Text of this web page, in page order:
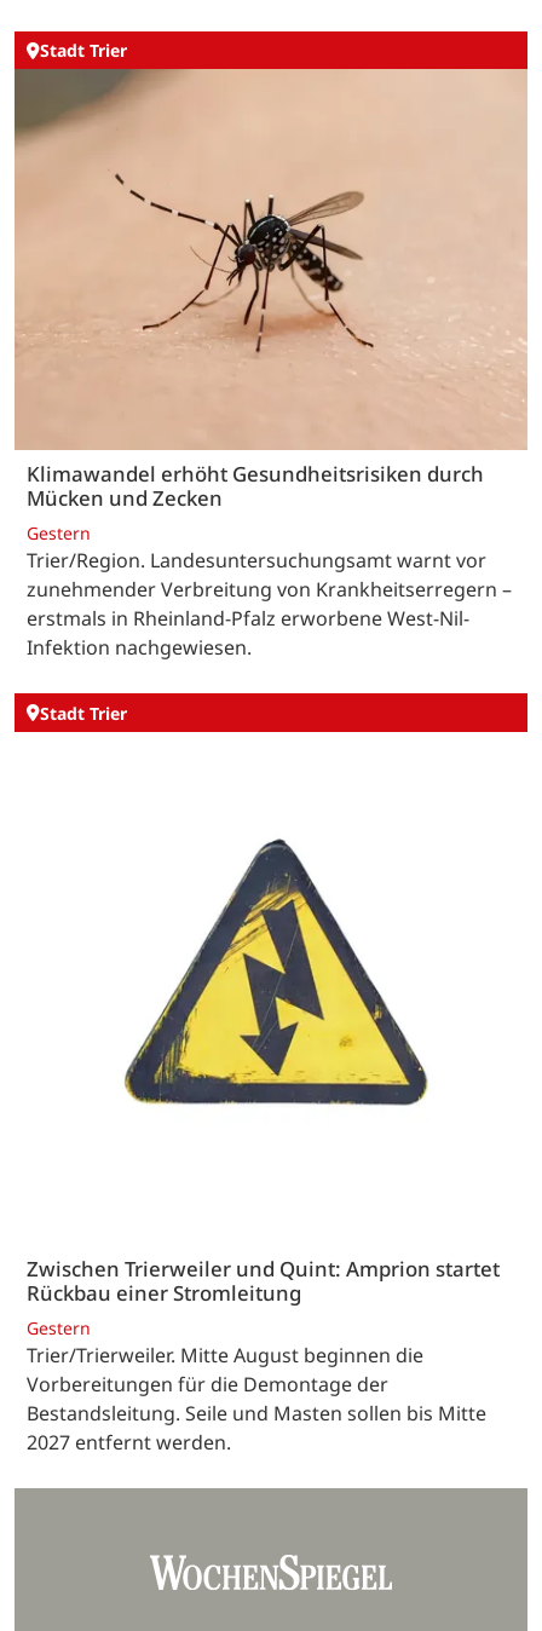
Stadt Trier
Klimawandel erhöht Gesundheitsrisiken durch
Mücken und Zecken
Gestern
Trier/Region. Landesuntersuchungsamt warnt vor
zunehmender Verbreitung von Krankheitserregern –
erstmals in Rheinland-Pfalz erworbene West-Nil-
Infektion nachgewiesen.
Stadt Trier
Zwischen Trierweiler und Quint: Amprion startet
Rückbau einer Stromleitung
Gestern
Trier/Trierweiler. Mitte August beginnen die
Vorbereitungen für die Demontage der
Bestandsleitung. Seile und Masten sollen bis Mitte
2027 entfernt werden.